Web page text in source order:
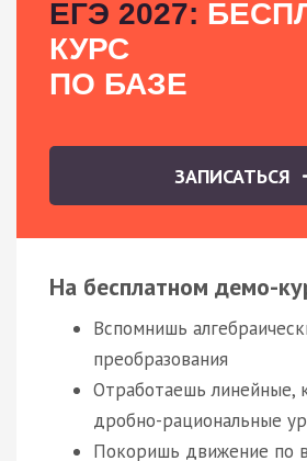
ЕГЭ 2027:
КУРС
ПО БАЗЕ
ЗАПИСАТЬСЯ
На бесплатном демо-
Вспомнишь
преобразования
Отработаешь линейные,
дробно-рациональные
Покоришь движение по